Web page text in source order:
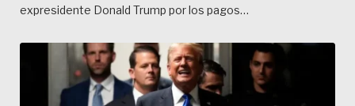
expresidente Donald Trump por los pagos…